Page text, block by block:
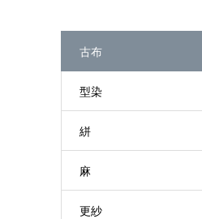
古布
型染
絣
麻
更紗